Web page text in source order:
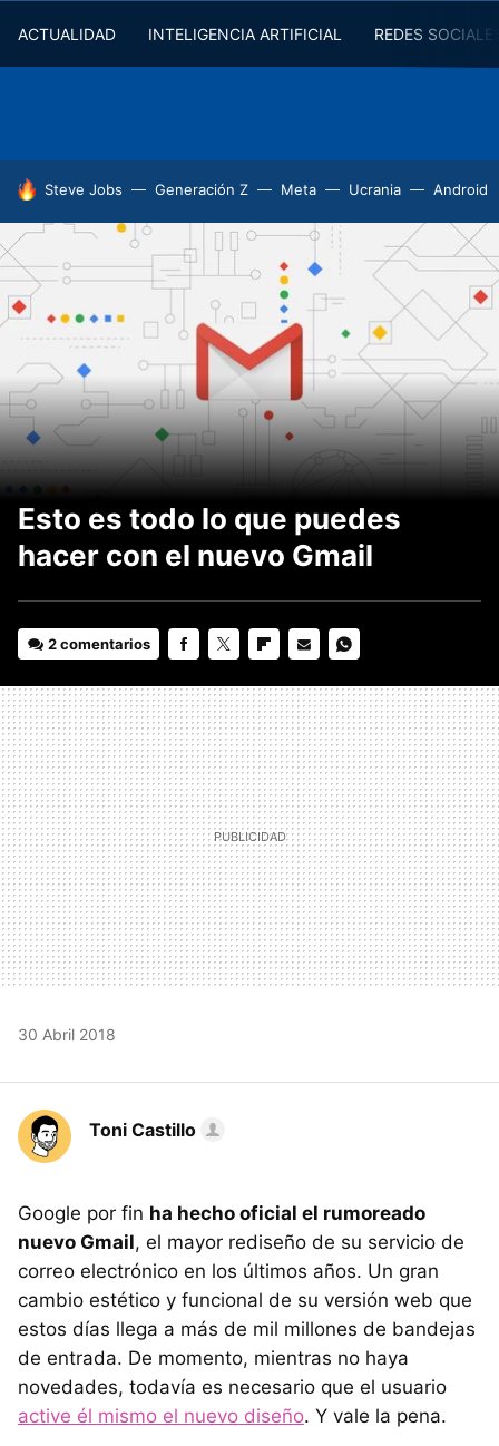
ACTUALIDAD INTELIGENCIA ARTIFICIAL REDES
HOY SE HABLA DE
Steve Jobs Generación Z Meta Ucrania Android
Esto es todo lo que puedes
hacer con el nuevo Gmail
2 comentarios
MAIL
30 Abril 2018
Toni Castillo
Google por fin ha hecho oficial el rumoreado
nuevo Gmail, el mayor rediseño de su servicio de
correo electrónico en los últimos años. Un gran
cambio estético y funcional de su versión web que
estos días llega a más de mil millones de bandejas
de entrada. De momento, mientras no haya
novedades, todavía es necesario que el usuario
active él mismo el nuevo diseño. Y vale la pena.